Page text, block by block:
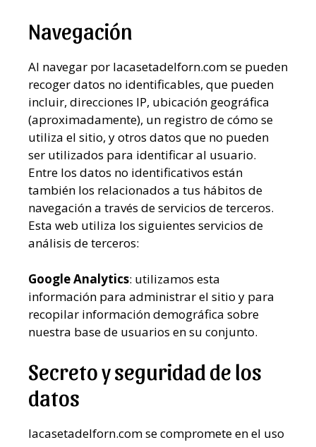
Navegación
Al navegar por lacasetadelforn.com se pueden
recoger datos no identificables, que pueden
incluir, direcciones IP, ubicación geográfica
(aproximadamente), un registro de cómo se
utiliza el sitio, y otros datos que no pueden
ser utilizados para identificar al usuario.
Entre los datos no identificativos están
también los relacionados a tus hábitos de
navegación a través de servicios de terceros.
Esta web utiliza los siguientes servicios de
análisis de terceros:
Google Analytics: utilizamos esta
información para administrar el sitio y para
recopilar información demográfica sobre
nuestra base de usuarios en su conjunto.
Secreto y seguridad de los
datos
lacasetadelforn.com se compromete en el uso